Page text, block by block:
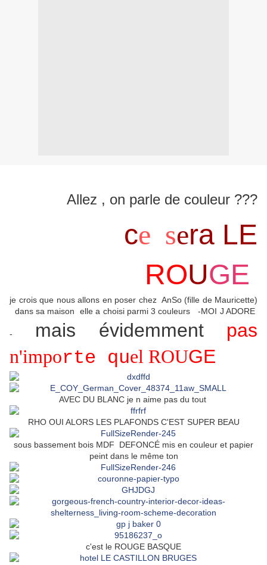
Allez , on parle de couleur ???
ce sera LE
ROUGE
je crois que nous allons en poser chez AnSo (fille de Mauricette)
dans sa maison elle a choisi parmi 3 couleurs -MOI J ADORE
- mais évidemmentpas
n'importe quel ROUGE
AVEC DU BLANC je n aime pas du tout
RHO OUI ALORS LES PLAFONDS C'EST SUPER BEAU
sous bassement bois MDF DEFONCÉ mis en couleur et papier
peint dans le même ton
c'est le ROUGE BASQUE